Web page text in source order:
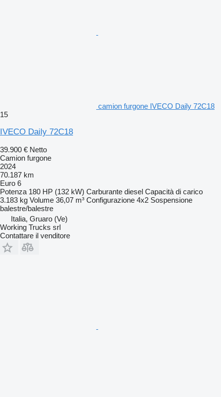
camion furgone IVECO Daily 72C18
15
IVECO Daily 72C18
39.900 € Netto
Camion furgone
2024
70.187 km
Euro 6
Potenza 180 HP (132 kW) Carburante diesel Capacità di carico
3.183 kg Volume 36,07 m³ Configurazione 4x2 Sospensione
balestre/balestre
Italia, Gruaro (Ve)
Working Trucks srl
Contattare il venditore